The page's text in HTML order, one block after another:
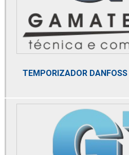
Distribuidor de bobina danfoss
Distribuidor de bomba de alta pressão
Distribuidor de bomba de pistão axial
Distribuidor de domnick hunter
Distribuidor de dry cooler
TEMPORIZADOR DANFOSS